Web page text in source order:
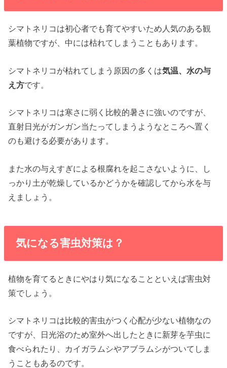
シマトネリコは初心者でも育てやすいため人気のある観
葉植物ですが、中には枯れてしまうこともあります。
シマトネリコが枯れてしまう原因の多くは気温、水の与
え方です。
シマトネリコは寒さに弱く比較的暑さに強いのですが、
直射日光がガンガン当たってしまうようなところへ置く
のも避ける必要があります。
また水の与えすぎによる根腐れを起こさないように、し
っかり土が乾燥しているかどうかを確認してから水を与
えましょう。
気になる害虫対策は？
植物を育てるときにやはり気になることといえば害虫対
策でしょう。
シマトネリコは比較的害虫がつく心配が少ない植物なの
ですが、日光浴のため室外へ出したときに新芽を芋虫に
食べられたり、カイガラムシやアブラムシがついてしま
うこともあるのです。